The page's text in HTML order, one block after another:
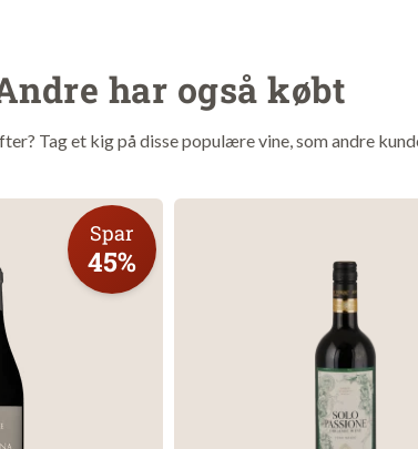
dyrket sine marker i Valpolicella. Ekspertisen
sig i 2010, da han sammen med sin frue Sara stiftede
i hjertet af Valpolicella Classica – helt specifikt i
i to områder, Ca´ del Gallo som ligger 580 m. over
havet. Beliggenheden af markerne, blandt mange af
har også købt
Tag et kig på disse populære vine, som andre
Spar
45%